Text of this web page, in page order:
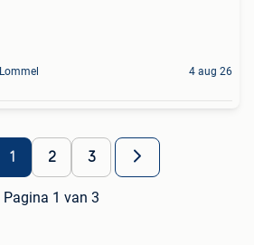
Lommel 4 aug 26
1 2 3
Pagina 1 van 3